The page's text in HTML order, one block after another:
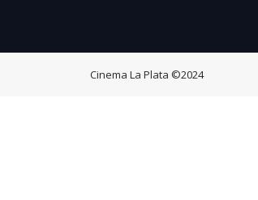
Cinema La Plata ©2024